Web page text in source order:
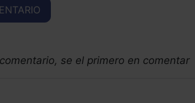
se el primero en comentar